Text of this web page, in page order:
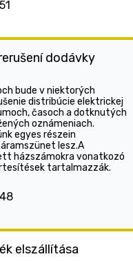
dodávky
bude v niektorých
distribúcie elektrickej
časoch a dotknutých
oznámeniach.
egyes részein
lesz.A
házszámokra vonatkozó
tartalmazzák.
elszállítása